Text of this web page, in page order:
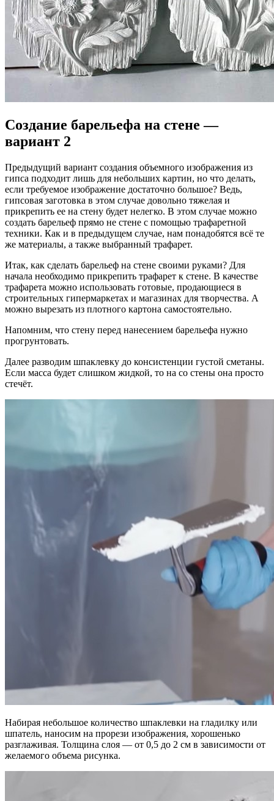
Создание барельефа на стене —
вариант 2
Предыдущий вариант создания объемного изображения из
гипса подходит лишь для небольших картин, но что делать,
если требуемое изображение достаточно большое? Ведь,
гипсовая заготовка в этом случае довольно тяжелая и
прикрепить ее на стену будет нелегко. В этом случае можно
создать барельеф прямо не стене с помощью трафаретной
техники. Как и в предыдущем случае, нам понадобятся всё те
же материалы, а также выбранный трафарет.
Итак, как сделать барельеф на стене своими руками? Для
начала необходимо прикрепить трафарет к стене. В качестве
трафарета можно использовать готовые, продающиеся в
строительных гипермаркетах и магазинах для творчества. А
можно вырезать из плотного картона самостоятельно.
Напомним, что стену перед нанесением барельефа нужно
прогрунтовать.
Далее разводим шпаклевку до консистенции густой сметаны.
Если масса будет слишком жидкой, то на со стены она просто
стечёт.
Набирая небольшое количество шпаклевки на гладилку или
шпатель, наносим на прорези изображения, хорошенько
разглаживая. Толщина слоя — от 0,5 до 2 см в зависимости от
желаемого объема рисунка.